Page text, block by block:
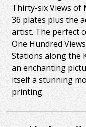
Thirty-six Views of
36 plates plus the
artist. The perfect
One Hundred
Stations along the
an enchanting
itself a stunning
printing.